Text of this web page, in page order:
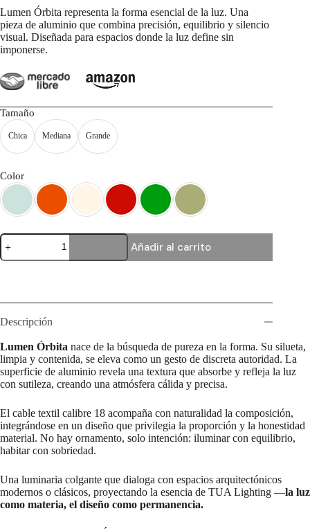
precios:
desde
$3,880.00
hasta
Lumen Órbita representa la forma esencial de la luz. Una
pieza de aluminio que combina precisión, equilibrio y silencio
visual. Diseñada para espacios donde la luz define sin
imponerse.
Tamaño
Chica Mediana Grande
Color
Lumen
Órbita
cantidad
Añadir al carrito
Descripción
Lumen Órbita nace de la búsqueda de pureza en la forma. Su silueta,
limpia y contenida, se eleva como un gesto de discreta autoridad. La
superficie de aluminio revela una textura que absorbe y refleja la luz
con sutileza, creando una atmósfera cálida y precisa.
El cable textil calibre 18 acompaña con naturalidad la composición,
integrándose en un diseño que privilegia la proporción y la honestidad
material. No hay ornamento, solo intención: iluminar con equilibrio,
habitar con sobriedad.
Una luminaria colgante que dialoga con espacios arquitectónicos
modernos o clásicos, proyectando la esencia de TUA Lighting —la luz
como materia, el diseño como permanencia.